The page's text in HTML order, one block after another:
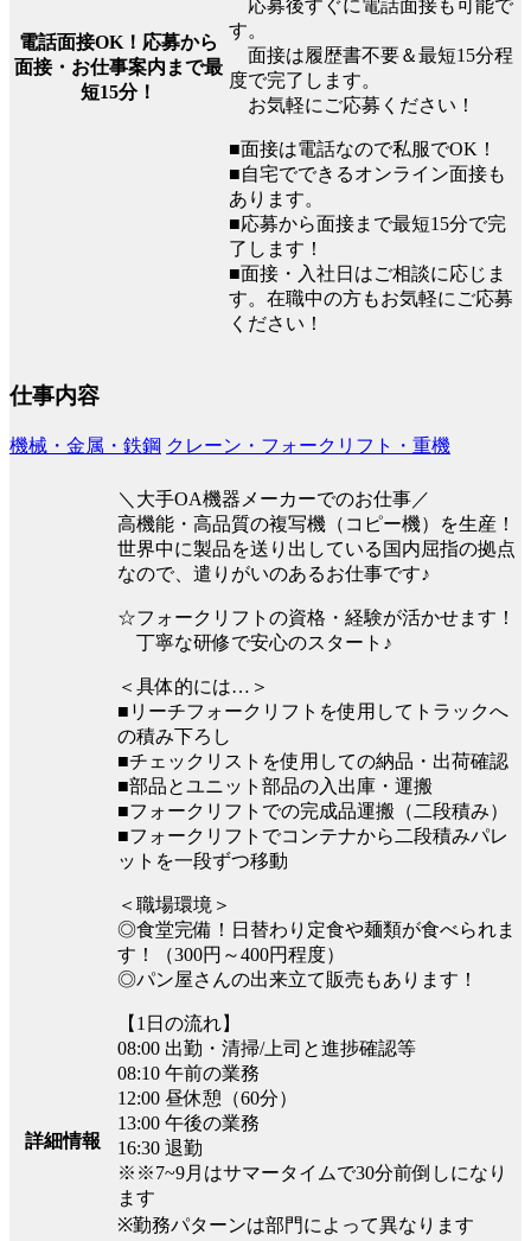
電話面接OK！応募から
面接・お仕事案内まで最
短15分！
応募後すぐに電話面接も可能で
す。
面接は履歴書不要＆最短15分程
度で完了します。
お気軽にご応募ください！
■面接は電話なので私服でOK！
■自宅でできるオンライン面接も
あります。
■応募から面接まで最短15分で完
了します！
■面接・入社日はご相談に応じま
す。在職中の方もお気軽にご応募
ください！
仕事内容
機械・金属・鉄鋼 クレーン・フォークリフト・重機
詳細情報
＼大手OA機器メーカーでのお仕事／
高機能・高品質の複写機（コピー機）を生産！
世界中に製品を送り出している国内屈指の拠点
なので、遣りがいのあるお仕事です♪
☆フォークリフトの資格・経験が活かせます！
丁寧な研修で安心のスタート♪
＜具体的には…＞
■リーチフォークリフトを使用してトラックへ
の積み下ろし
■チェックリストを使用しての納品・出荷確認
■部品とユニット部品の入出庫・運搬
■フォークリフトでの完成品運搬（二段積み）
■フォークリフトでコンテナから二段積みパレ
ットを一段ずつ移動
＜職場環境＞
◎食堂完備！日替わり定食や麺類が食べられま
す！（300円～400円程度）
◎パン屋さんの出来立て販売もあります！
【1日の流れ】
08:00 出勤・清掃/上司と進捗確認等
08:10 午前の業務
12:00 昼休憩（60分）
13:00 午後の業務
16:30 退勤
※※7~9月はサマータイムで30分前倒しになり
ます
※勤務パターンは部門によって異なります